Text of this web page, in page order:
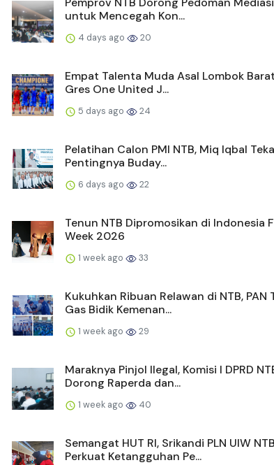
untuk Mencegah Kon...
4 days ago 20
Empat Talenta Muda Asal Lombok
Gres One United J...
5 days ago 24
Pelatihan Calon PMI NTB, Miq Iqbal
Pentingnya Buday...
6 days ago 22
Tenun NTB Dipromosikan di Indonesia
Week 2026
1 week ago 33
Kukuhkan Ribuan Relawan di NTB, PAN
Gas Bidik Kemenan...
1 week ago 29
Maraknya Pinjol Ilegal, Komisi I DPRD
Dorong Raperda dan...
1 week ago 40
Semangat HUT RI, Srikandi PLN UIW
Perkuat Ketangguhan Pe...